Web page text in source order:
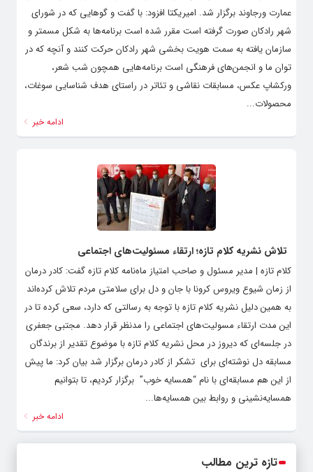
عمارت ورجاوند برگزار شد. امیریکتا افزود: با گفت و گوهایی که در شورای
شهر رادکان صورت گرفته است مقرر شده است برنامه‌ها به شکل مسمتر و
سازمان یافته به سمت هویت بخشی شهر رادکان حرکت کنند و آنچه که در
توان ما و انجمن‌های فرهنگی است برنامه‌هایی همچون شب شعر،
ورکشاپ عکس، مسابقات نقاشی و تئاتر در راستای هدف شناسایی سوغات،
محصولات...
ادامه خبر
تلاش نشریه کلام تازه؛ ارتقاء مسئولیت‌های اجتماعی
کلام تازه | مدیر مسئول و صاحب امتیاز ماه‌نامه کلام تازه گفت: کادر درمان
از زمان شیوع ویروس کرونا با جان و دل برای سلامتی مردم تلاش کرده‌اند
به همین دلیل نشریه کلام تازه با توجه به رسالتی که دارد، سعی کرده تا در
این مدت ارتقاء مسولیت‌های اجتماعی را مد‌نظر قرار دهد. مجتبی جعفری
در جلسه‌ای که دیروز در محل نشریه کلام تازه با موضوع تقدیر از برندگان
مسابقه دل نوشته‌ای برای تشکر از کادر درمان برگزار شد بیان کرد: ما پیش
از این هم مسابقه‌ای با نام “همسایه خوب” برگزار کردیم، تا بتوانیم
همسایه‌نشینی و روابط بین همسایه‌ها...
ادامه خبر
تازه ترین مطالب